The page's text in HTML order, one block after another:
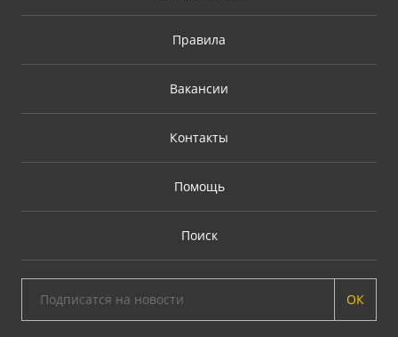
Правила
Вакансии
Контакты
Помощь
Поиск
ОК